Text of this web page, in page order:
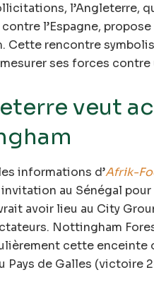
l’Angleterre,
l’Espagne,
Cette rencontre
ses forces
veut
informations d’Afrik-
au Sénégal
avoir lieu au City
Nottingham
cette enceinte
Pays de Galles (victoire